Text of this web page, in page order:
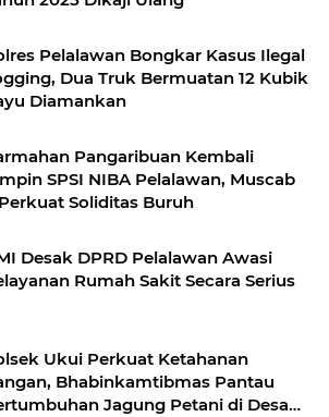
Pelalawan Bongkar Kasus Ilegal
Dua Truk Bermuatan 12 Kubik
Diamankan
Pangaribuan Kembali
SPSI NIBA Pelalawan, Muscab
Soliditas Buruh
Desak DPRD Pelalawan Awasi
Rumah Sakit Secara Serius
Ukui Perkuat Ketahanan
Bhabinkamtibmas Pantau
Jagung Petani di Desa